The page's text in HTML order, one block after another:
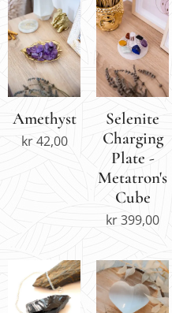
Amethyst
kr42,00
Selenite
Charging
Plate -
Metatron's
Cube
kr399,00